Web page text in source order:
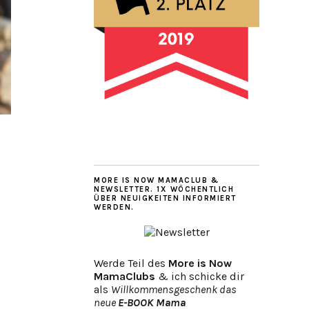
MORE IS NOW MAMACLUB &
NEWSLETTER. 1X WÖCHENTLICH
ÜBER NEUIGKEITEN INFORMIERT
WERDEN.
Werde Teil des More is Now
MamaClubs & ich schicke dir
als Willkommensgeschenk das
neue E-BOOK Mama